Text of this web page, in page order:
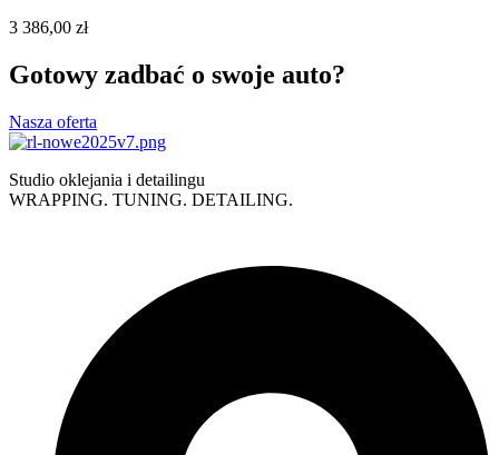
3 386,00 zł
Gotowy zadbać o swoje auto?
Nasza oferta
Studio oklejania i detailingu
WRAPPING. TUNING. DETAILING.